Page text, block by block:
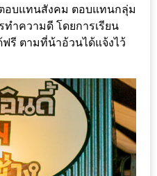
อบแทนสังคม ตอบแทนกลุ่ม
ำความดี โดยการเรียน
รี ตามที่น้าอ้วนได้แจ้งไว้